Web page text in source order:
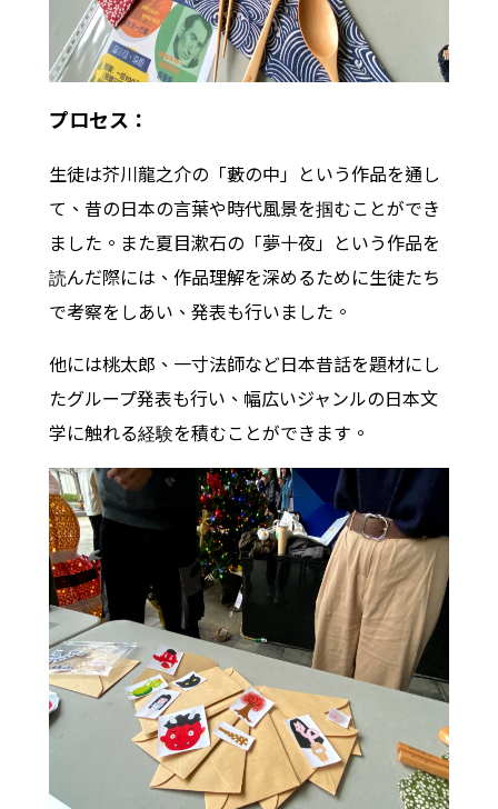
プロセス：
生徒は芥川龍之介の「藪の中」という作品を通し
て、昔の日本の言葉や時代風景を掴むことができ
ました。また夏目漱石の「夢十夜」という作品を
読んだ際には、作品理解を深めるために生徒たち
で考察をしあい、発表も行いました。
他には桃太郎、一寸法師など日本昔話を題材にし
たグループ発表も行い、幅広いジャンルの日本文
学に触れる経験を積むことができます 。